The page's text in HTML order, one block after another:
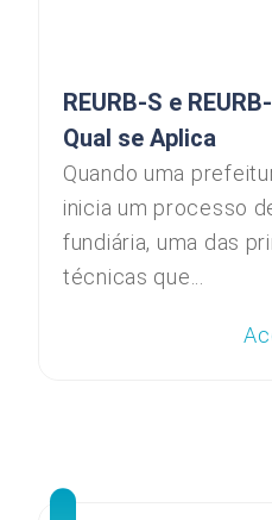
REURB-S e
Qual se Aplica
Quando uma
inicia um processo
fundiária, uma das
técnicas que...